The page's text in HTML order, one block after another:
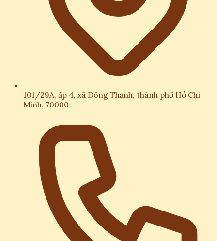
101/29A, ấp 4, xã Đông Thạnh, thành phố Hồ Chí
Minh, 70000